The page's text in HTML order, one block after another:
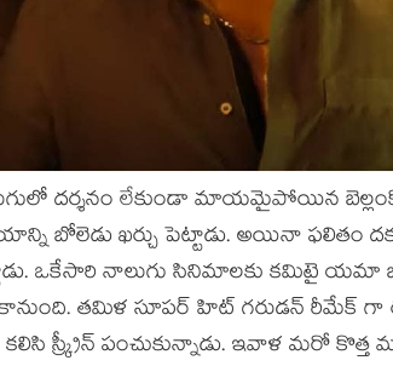
దర్శనం లేకుండా మాయమైపోయిన
బోలెడు ఖర్చు పెట్టాడు. అయినా ఫలితం
ఒకేసారి నాలుగు సినిమాలకు కమిటై
కానుంది. తమిళ సూపర్ హిట్ గరుడన్
స్క్రీన్ పంచుకున్నాడు. ఇవాళ మరో